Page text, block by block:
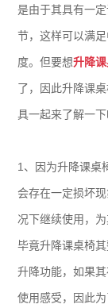
是由于其具有一
节，这样可以满
度。但要想升降
了，因此升降课
具一起来了解一下
1、因为升降课桌
会存在一定损坏
况下继续使用，
毕竟升降课桌椅
升降功能，如果
使用感受，因此